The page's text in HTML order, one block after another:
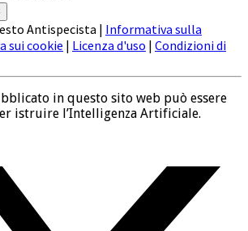
Antispecista | Informativa sulla
sui cookie | Licenza d'uso | Condizioni di
in questo sito web può essere
istruire l’Intelligenza Artificiale.